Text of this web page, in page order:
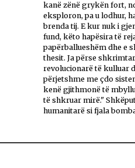
kanë zënë grykën fort,
eksploron, pa u lodhur,
brenda tij. E kur nuk i
fund, këto hapësira të
papërballueshëm dhe e
thesit. Ja përse
revolucionarë të kulluar
përjetshme me çdo
kenë gjithmonë të
të shkruar mirë."
humanitarë si fjala